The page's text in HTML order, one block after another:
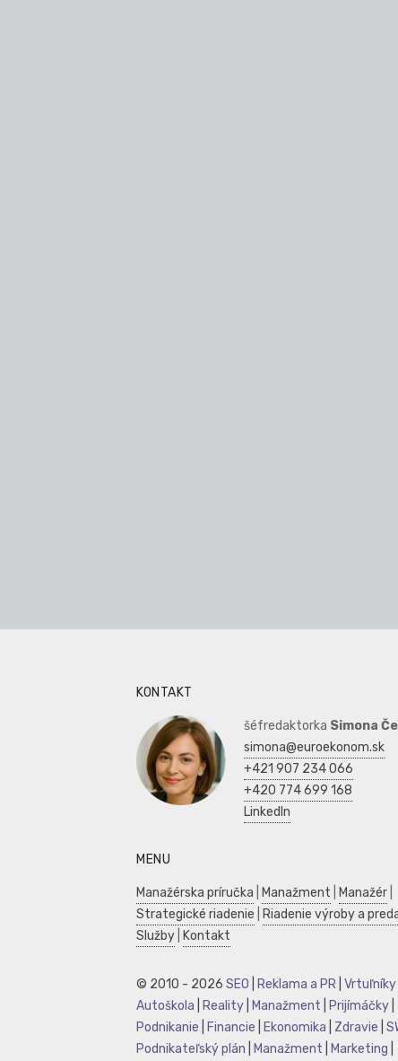
KONTAKT
šéfredaktorka Simona
simona@euroekonom.sk
+421 907 234 066
+420 774 699 168
LinkedIn
MENU
Manažérska príručka Manažment Manažér
Strategické riadenie
Riadenie výroby a
Služby
Kontakt
© 2010 - 2026 SEO Reklama a PR Vrtuľníky
Autoškola
Reality Manažment Prijímáčky
Podnikanie
Financie Ekonomika Zdravie
Podnikateľský plán
Manažment Marketing